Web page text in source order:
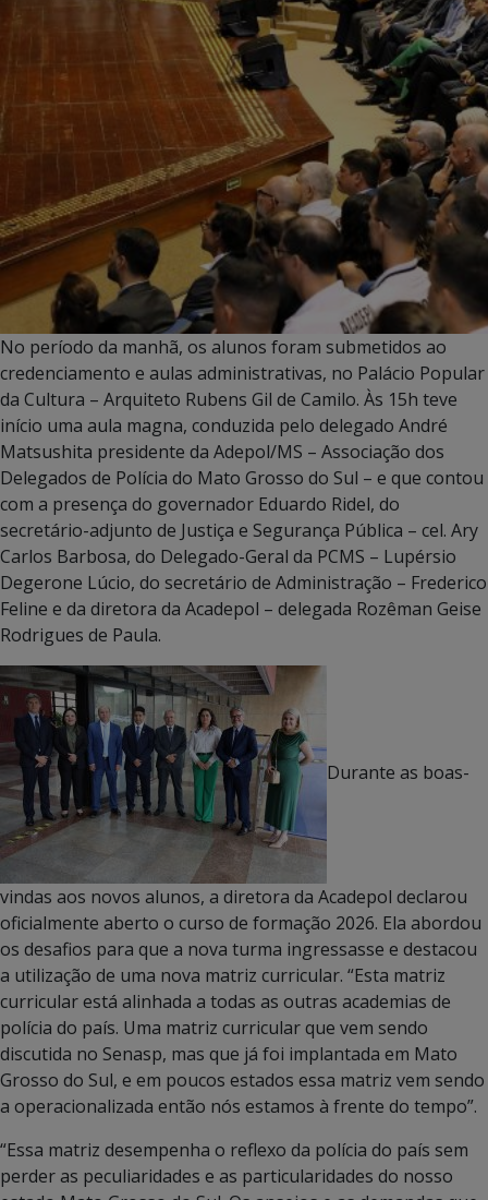
No período da manhã, os alunos foram submetidos ao
credenciamento e aulas administrativas, no Palácio Popular
da Cultura – Arquiteto Rubens Gil de Camilo. Às 15h teve
início uma aula magna, conduzida pelo delegado André
Matsushita presidente da Adepol/MS – Associação dos
Delegados de Polícia do Mato Grosso do Sul – e que contou
com a presença do governador Eduardo Ridel, do
secretário-adjunto de Justiça e Segurança Pública – cel. Ary
Carlos Barbosa, do Delegado-Geral da PCMS – Lupérsio
Degerone Lúcio, do secretário de Administração – Frederico
Feline e da diretora da Acadepol – delegada Rozêman Geise
Rodrigues de Paula.
Durante as boas-
vindas aos novos alunos, a diretora da Acadepol declarou
oficialmente aberto o curso de formação 2026. Ela abordou
os desafios para que a nova turma ingressasse e destacou
a utilização de uma nova matriz curricular. “Esta matriz
curricular está alinhada a todas as outras academias de
polícia do país. Uma matriz curricular que vem sendo
discutida no Senasp, mas que já foi implantada em Mato
Grosso do Sul, e em poucos estados essa matriz vem sendo
a operacionalizada então nós estamos à frente do tempo”.
“Essa matriz desempenha o reflexo da polícia do país sem
perder as peculiaridades e as particularidades do nosso